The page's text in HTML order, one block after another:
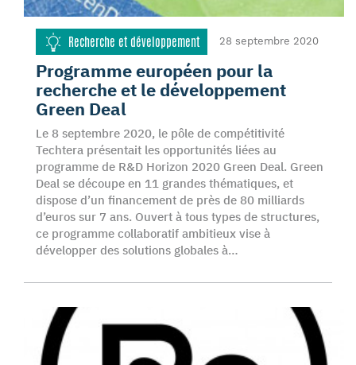
Recherche et développement 28 septembre 2020
Programme européen pour la
recherche et le développement
Green Deal
Le 8 septembre 2020, le pôle de compétitivité
Techtera présentait les opportunités liées au
programme de R&D Horizon 2020 Green Deal. Green
Deal se découpe en 11 grandes thématiques, et
dispose d’un financement de près de 80 milliards
d’euros sur 7 ans. Ouvert à tous types de structures,
ce programme collaboratif ambitieux vise à
développer des solutions globales à…